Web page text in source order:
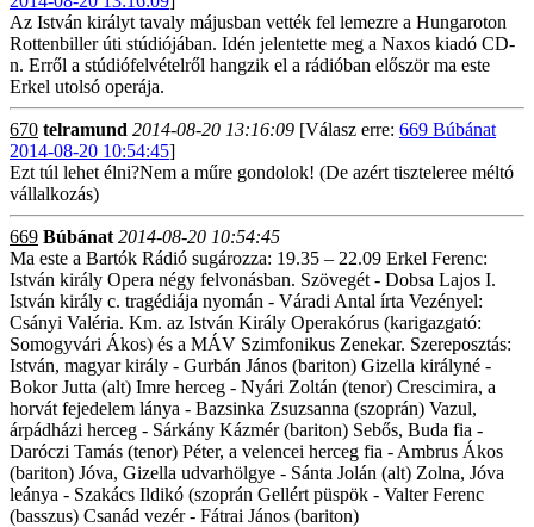
Az István királyt tavaly májusban vették fel lemezre a Hungaroton
Rottenbiller úti stúdiójában. Idén jelentette meg a Naxos kiadó CD-
n. Erről a stúdiófelvételről hangzik el a rádióban először ma este
Erkel utolsó operája.
670 telramund 2014-08-20 13:16:09 [Válasz erre: 669 Búbánat
2014-08-20 10:54:45]
Ezt túl lehet élni?Nem a műre gondolok! (De azért tiszteleree méltó
vállalkozás)
669 Búbánat 2014-08-20 10:54:45
Ma este a Bartók Rádió sugározza: 19.35 – 22.09 Erkel Ferenc:
István király Opera négy felvonásban. Szövegét - Dobsa Lajos I.
István király c. tragédiája nyomán - Váradi Antal írta Vezényel:
Csányi Valéria. Km. az István Király Operakórus (karigazgató:
Somogyvári Ákos) és a MÁV Szimfonikus Zenekar. Szereposztás:
István, magyar király - Gurbán János (bariton) Gizella királyné -
Bokor Jutta (alt) Imre herceg - Nyári Zoltán (tenor) Crescimira, a
horvát fejedelem lánya - Bazsinka Zsuzsanna (szoprán) Vazul,
árpádházi herceg - Sárkány Kázmér (bariton) Sebős, Buda fia -
Daróczi Tamás (tenor) Péter, a velencei herceg fia - Ambrus Ákos
(bariton) Jóva, Gizella udvarhölgye - Sánta Jolán (alt) Zolna, Jóva
leánya - Szakács Ildikó (szoprán Gellért püspök - Valter Ferenc
(basszus) Csanád vezér - Fátrai János (bariton)